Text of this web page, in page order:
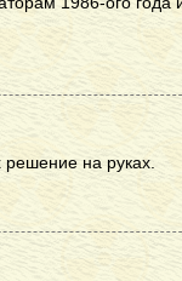
на руках.